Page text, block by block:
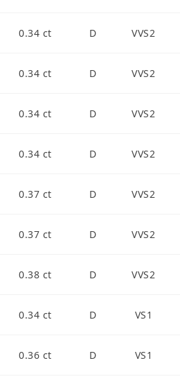
0.34 ct D VVS2
0.34 ct D VVS2
0.34 ct D VVS2
0.34 ct D VVS2
0.37 ct D VVS2
0.37 ct D VVS2
0.38 ct D VVS2
0.34 ct D VS1
0.36 ct D VS1